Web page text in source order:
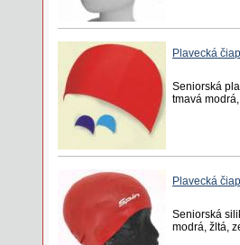
Plavecká
Seniorská
tmavá
Plavecká
Seniorská
modrá, žltá,